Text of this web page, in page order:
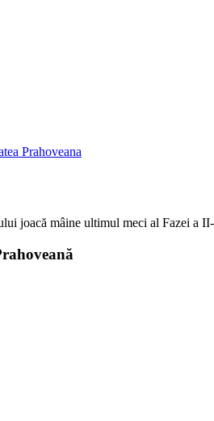
joacă mâine ultimul meci al Fazei a